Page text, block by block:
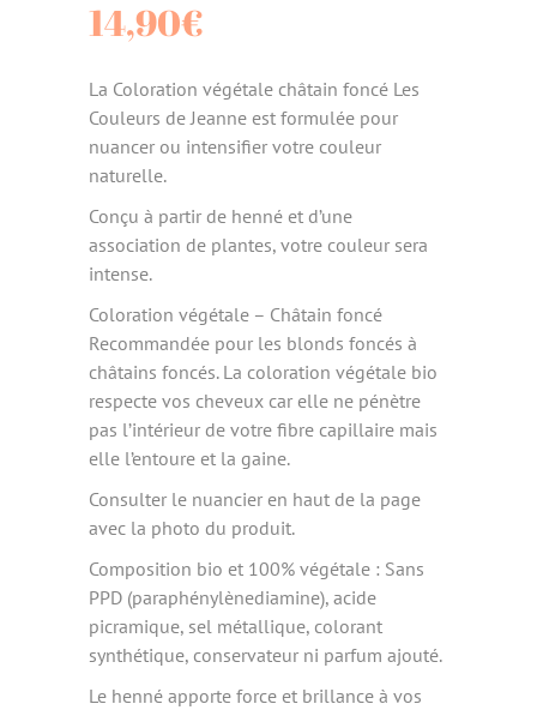
14,90€
La Coloration végétale châtain foncé Les
Couleurs de Jeanne est formulée pour
nuancer ou intensifier votre couleur
naturelle.
Conçu à partir de henné et d’une
association de plantes, votre couleur sera
intense.
Coloration végétale – Châtain foncé
Recommandée pour les blonds foncés à
châtains foncés. La coloration végétale bio
respecte vos cheveux car elle ne pénètre
pas l’intérieur de votre fibre capillaire mais
elle l’entoure et la gaine.
Consulter le nuancier en haut de la page
avec la photo du produit.
Composition bio et 100% végétale : Sans
PPD (paraphénylènediamine), acide
picramique, sel métallique, colorant
synthétique, conservateur ni parfum ajouté.
Le henné apporte force et brillance à vos